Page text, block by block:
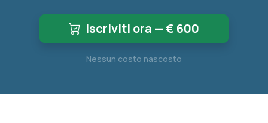
Iscriviti ora — € 600
Nessun costo nascosto